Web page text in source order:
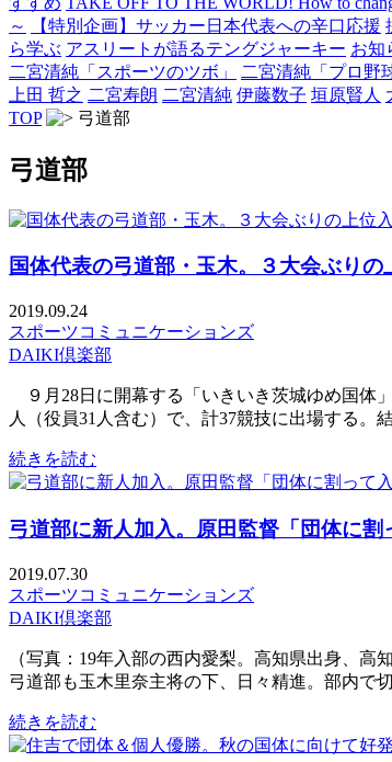
～
【特別企画】サッカー日本代表への辛口応援
ら学ぶ アスリートが語るテングジャーキー お知
二宮清純「スポーツのツボ」
二宮清純「プロ野
上田 哲之 二宮寿朗 二宮清純 伊藤数子 垣原賢人
TOP
弓道部
弓道部
国体代表の弓道部・玉木。３大会ぶりの
2019.09.24
スポーツコミュニケーションズ
DAIKI倶楽部
９月28日に開幕する「いきいき茨城ゆめ国体
人（役員31人含む）で、計37競技に出場する。
続きを読む
弓道部に新人加入。原田監督「団体に割
2019.07.30
スポーツコミュニケーションズ
DAIKI倶楽部
（写真：19年入部の西内愛梨。高知県出身、
弓道部も玉木里奈主将の下、日々精進。部内で
続きを読む